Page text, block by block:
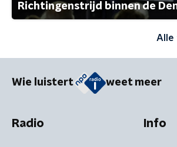
Richtingenstrijd binnen de
Alle
Wie luistert weet meer
Radio Info